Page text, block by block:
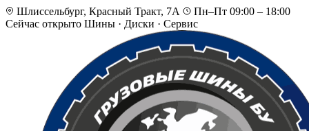
Шлиссельбург, Красный Тракт, 7А
Пн–Пт 09:00 – 18:00
Сейчас открыто Шины · Диски · Сервис